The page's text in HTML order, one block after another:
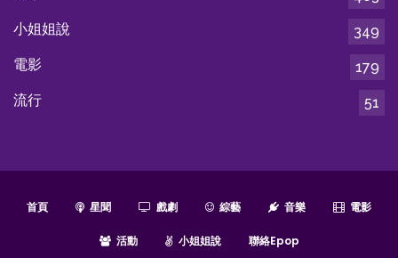
小姐姐說
349
電影
179
流行
51
首頁 星聞 戲劇 綜藝 音樂 電影
活動 小姐姐說 聯絡epop